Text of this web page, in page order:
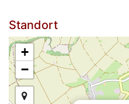
Standort
+
−